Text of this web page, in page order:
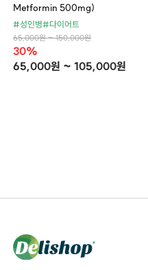
Metformin 500mg)
#성인병#다이어트
65,000원 ~ 150,000원
30%
65,000원 ~ 105,000원